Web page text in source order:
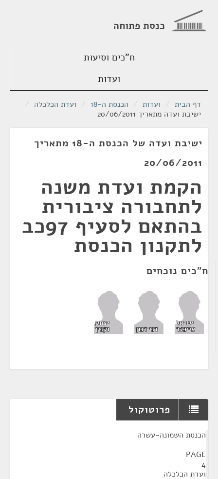
כנסת פתוחה
ח"כים וסיעות
ועדות
דף הבית / ועדות / הכנסת ה-18 / ועדת הכלכלה /
ישיבת ועדה מתאריך 20/06/2011
ישיבת ועדה של הכנסת ה-18 מתאריך
20/06/2011
הקמת ועדת משנה
לתחבורה ציבורית
בהתאם לסעיף 97כב
לתקנון הכנסת
ח"כים נוכחים
ישראל
אייכלר דני דנון
יצחק
וקנין
פרוטוקול
הכנסת השמונה-עשרה
PAGE
4
ועדת הכלכלה